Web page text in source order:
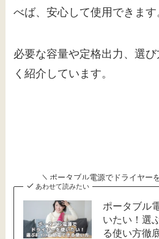
べば、安心して使用できます
必要な容量や定格出力、選
く紹介しています。
＼ポータブル電源でドライヤー
あわせて読みたい
ポータブル
いたい！選
る使い方徹